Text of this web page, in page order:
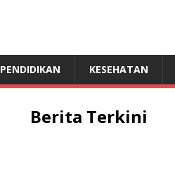
PENDIDIKAN KESEHATAN
Berita Terkini